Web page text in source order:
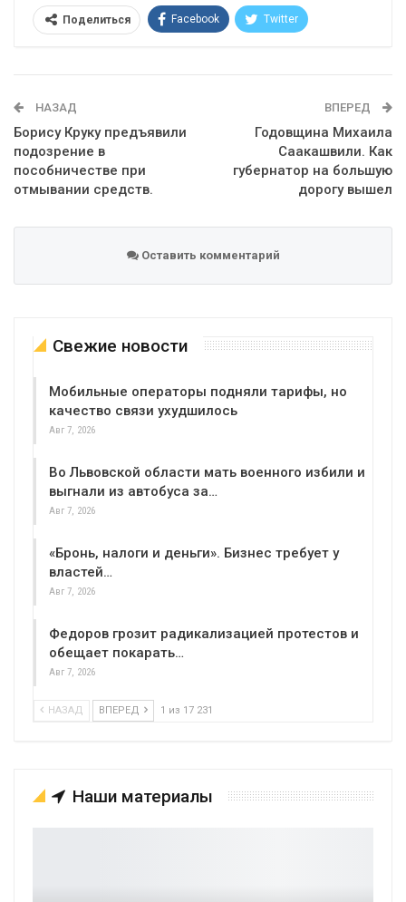
Поделиться Facebook Twitter
НАЗАД
Борису Круку предъявили
подозрение в
пособничестве при
отмывании средств.
ВПЕРЕД
Годовщина Михаила
Саакашвили. Как
губернатор на большую
дорогу вышел
Оставить комментарий
Свежие новости
Мобильные операторы подняли тарифы, но
качество связи ухудшилось
Авг 7, 2026
Во Львовской области мать военного избили и
выгнали из автобуса за…
Авг 7, 2026
«Бронь, налоги и деньги». Бизнес требует у
властей…
Авг 7, 2026
Федоров грозит радикализацией протестов и
обещает покарать…
Авг 7, 2026
НАЗАД ВПЕРЕД 1 из 17 231
Наши материалы